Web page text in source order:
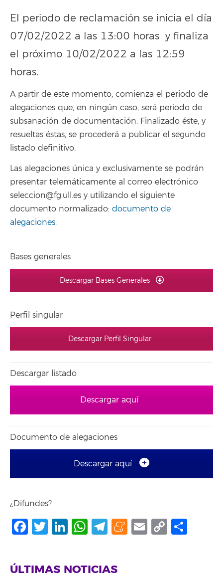
El periodo de reclamación se inicia el día
07/02/2022 a las 13:00 horas y finaliza
el próximo 10/02/2022 a las 12:59
horas.
A partir de este momento, comienza el periodo de
alegaciones que, en ningún caso, será periodo de
subsanación de documentación. Finalizado éste, y
resueltas éstas, se procederá a publicar el segundo
listado definitivo.
Las alegaciones única y exclusivamente se podrán
presentar telemáticamente al correo electrónico
seleccion@fg.ull.es y utilizando el siguiente
documento normalizado: documento de
alegaciones.
Bases generales
Descargar Bases Generales
Perfil singular
Descargar Perfil Singular
Descargar listado
Descargar aquí
Documento de alegaciones
Descargar aquí
¿Difundes?
Facebook
Twitter
LinkedIn
WhatsApp
Telegram
Meneame
Email
Copy
ÚLTIMAS NOTICIAS